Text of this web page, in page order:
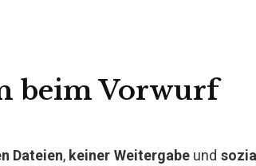
beim Vorwurf
Dateien, keiner Weitergabeund